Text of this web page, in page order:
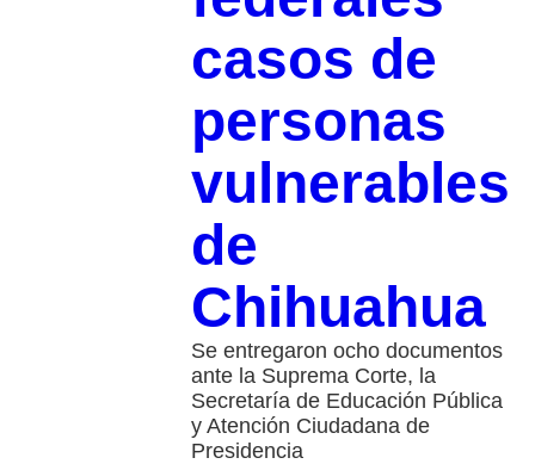
casos de
personas
vulnerables
de
Chihuahua
Se entregaron ocho documentos
ante la Suprema Corte, la
Secretaría de Educación Pública
y Atención Ciudadana de
Presidencia